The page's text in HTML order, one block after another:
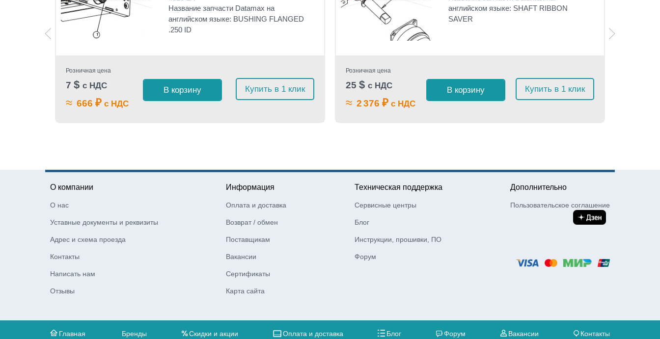
Название запчасти Datamax на
английском языке: BUSHING FLANGED
.250 ID
Розничная цена
7 $ с НДС
≈ 666 ₽ с НДС
В корзину Купить в 1 клик
английском языке: SHAFT RIBBON
SAVER
Розничная цена
25 $ с НДС
≈ 2 376 ₽ с НДС
В корзину Купить в 1 клик
О компании
О нас
Уставные документы и реквизиты
Адрес и схема проезда
Контакты
Написать нам
Отзывы
Информация
Оплата и доставка
Возврат / обмен
Поставщикам
Вакансии
Сертификаты
Карта сайта
Техническая поддержка
Сервисные центры
Блог
Инструкции, прошивки, ПО
Форум
Дополнительно
Пользовательское соглашение
Главная Бренды Скидки и акции Оплата и доставка Блог Форум Вакансии Контакты